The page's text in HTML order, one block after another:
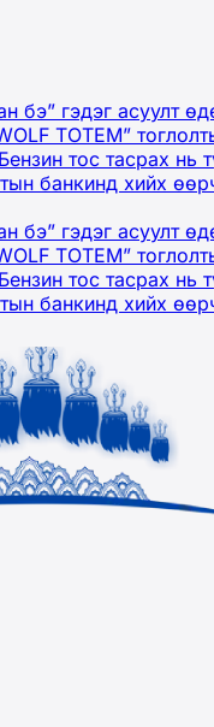
бэ” гэдэг асуулт
TOTEM”
Бензин тос тасрах нь
банкинд хийх
бэ” гэдэг асуулт
TOTEM”
Бензин тос тасрах нь
банкинд хийх